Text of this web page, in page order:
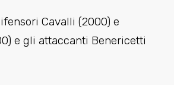
Cavalli (2000) e
e gli attaccanti Benericetti